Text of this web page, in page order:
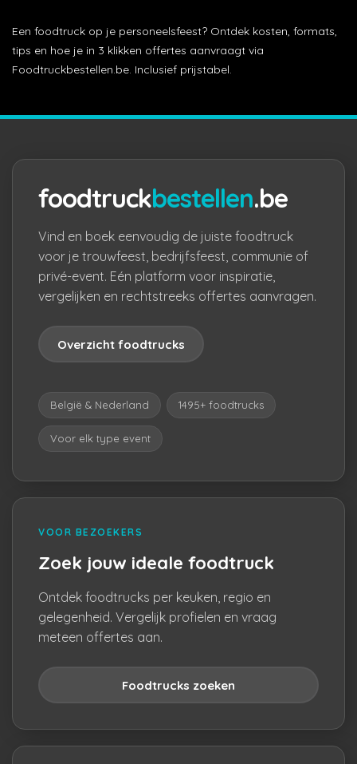
Een foodtruck op je personeelsfeest? Ontdek kosten, formats,
tips en hoe je in 3 klikken offertes aanvraagt via
Foodtruckbestellen.be. Inclusief prijstabel.
foodtruckbestellen.be
Vind en boek eenvoudig de juiste foodtruck
voor je trouwfeest, bedrijfsfeest, communie of
privé-event. Eén platform voor inspiratie,
vergelijken en rechtstreeks offertes aanvragen.
Overzicht foodtrucks
België & Nederland 1495+ foodtrucks
Voor elk type event
VOOR BEZOEKERS
Zoek jouw ideale foodtruck
Ontdek foodtrucks per keuken, regio en
gelegenheid. Vergelijk profielen en vraag
meteen offertes aan.
Foodtrucks zoeken